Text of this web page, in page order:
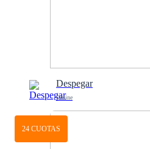
Despegar
Online
24 CUOTAS